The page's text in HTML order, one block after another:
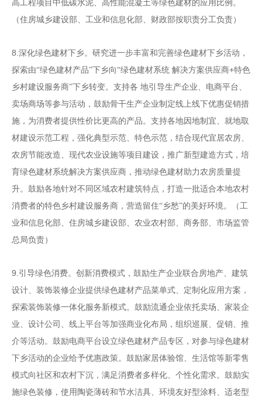
高工程项目中低碳水泥、高性能混凝土等绿色建材的应用比例。
（住房城乡建设部、工业和信息化部、财政部按职责分工负责）
8. 深化绿色建材下乡。研究进一步丰富和完善绿色建材下乡活动，
探索由“绿色建材产品”下乡向“绿色建材系统 解决方案供应商+特色
乡村建设服务商”下乡转变。支持各 地引导生产企业、电商平台、
卖场商场等参与活动，鼓励骨干生产企业制定线上线下优惠促销措
施，为消费者提供性价 比更高的产品。支持各地因地制宜、就地取
材建设示范工程， 强化典型示范、特色示范，结合现代宜居农房、
农房节能改造、现代农业设施等项目建设，推广新型建造方式，培
育绿色建材系统解决方案供应商，推动绿色建材助力农房质量提
升。鼓励各地针对不同区域农村建筑特点，打造一批适合本地农村
消费者的特色乡村建设服务商，营造留住“乡愁”的美好环境。
（工
业和信息化部、住房城乡建设部、农业农村部、 商务部、市场监管
总局负责）
9. 引导绿色消费。创新消费模式，鼓励生产企业联合房地产、建筑
设计、装饰装修企业提供绿色建材产品菜单式、 定制化应用方案，
探索装饰装修一体化服务新模式。鼓励流通企业依托卖场、家装企
业、设计公司、线上平台等加强商业化布局，组织巡展、促销、推
介等活动。鼓励电商平台设立绿色建材产品专区，对参与绿色建材
下乡活动的企业给予优惠政策。鼓励家居体验馆、生活馆等新零售
模式向社区和农村下沉，满足消费者多样化、个性化需求。鼓励实
施绿色装修，使用陶瓷薄砖和节水洁具、环境友好型涂料、适老型